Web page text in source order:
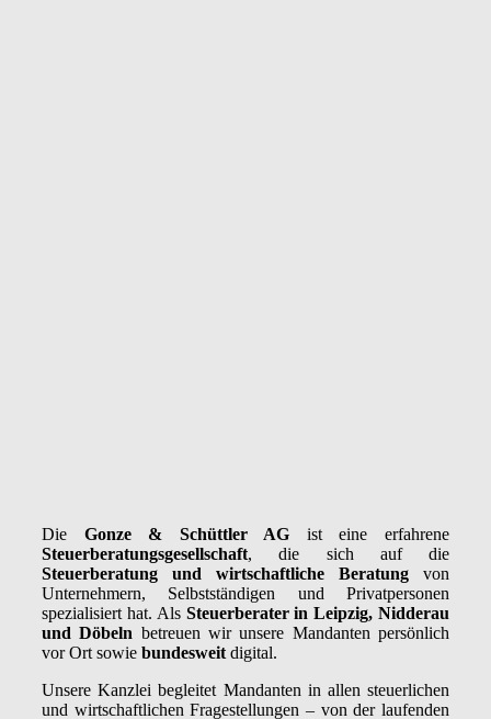
Die Gonze & Schüttler AG ist eine erfahrene
Steuerberatungsgesellschaft, die sich auf die
Steuerberatung und wirtschaftliche Beratung von
Unternehmern, Selbstständigen und Privatpersonen
spezialisiert hat. Als Steuerberater in Leipzig, Nidderau
und Döbeln betreuen wir unsere Mandanten persönlich
vor Ort sowie bundesweit digital.
Unsere Kanzlei begleitet Mandanten in allen steuerlichen
und wirtschaftlichen Fragestellungen – von der laufenden